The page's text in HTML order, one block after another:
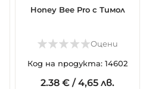
Honey Bee Pro с Тимол
Оцени
Код на продукта: 14602
2.38 € /4,65 лв.